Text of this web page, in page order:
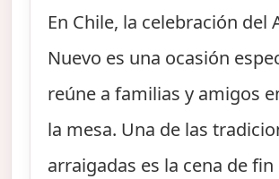
En Chile, la celebración del
Nuevo es una ocasión
reúne a familias y amigos
la mesa. Una de las
arraigadas es la cena de fin